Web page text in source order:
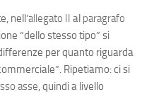
nell’allegato II al paragrafo
“dello stesso tipo” si
per quanto riguarda
”. Ripetiamo: ci si
asse, quindi a livello